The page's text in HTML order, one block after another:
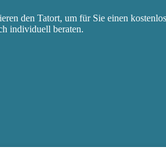
den Tatort, um für Sie einen
individuell beraten.